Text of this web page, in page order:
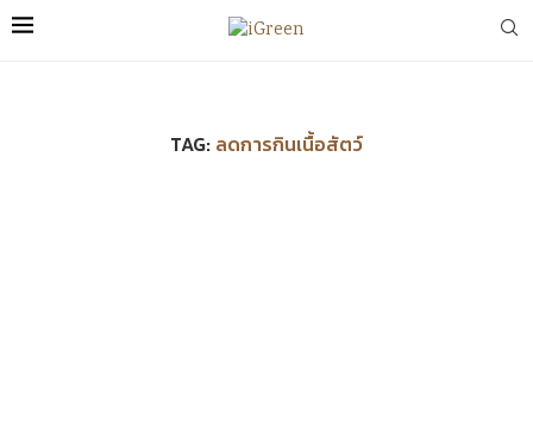
TAG: ลดการกินเนื้อสัตว์